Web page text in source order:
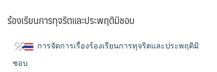
ร้องเรียนการทุจริตและประพฤติมิชอบ
การจัดการเรื่องร้องเรียนการทุจริตและประพฤติมิ
ชอบ